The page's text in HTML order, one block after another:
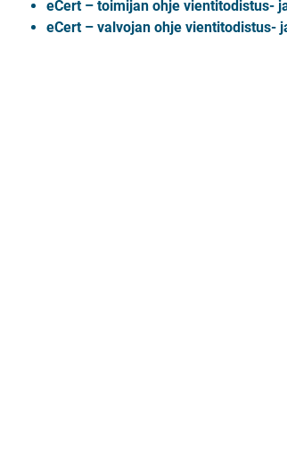
eCert – toimijan ohje vientitodistus-
eCert – valvojan ohje vientitodistus-